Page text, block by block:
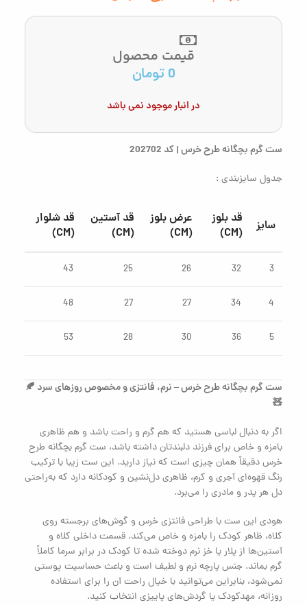
قیمت محصول
0 تومان
در انبار موجود نمی باشد
ست گرم بچگانه طرح خرس | کد 202702
جدول سایزبندی :
سایز
قد بلوز
(CM)
عرض بلوز
(CM)
قد آستین
(CM)
قد شلوار
(CM)
3
32
26
25
43
4
34
27
27
48
5
36
30
28
53
ست گرم بچگانه طرح خرس – نرم، فانتزی و مخصوص روزهای سرد 🍂
🧸
اگر به دنبال لباسی هستید که هم گرم و راحت باشد و هم ظاهری
بامزه و خاص برای فرزند دلبندتان داشته باشد، ست گرم بچگانه طرح
خرس دقیقاً همان چیزی است که نیاز دارید. این ست زیبا با ترکیب
رنگ قهوه‌ای آجری و کرم، ظاهری دل‌نشین و کودکانه دارد که به‌راحتی
دل هر پدر و مادری را می‌برد.
هودی این ست با طراحی فانتزی خرس و گوش‌های برجسته روی
کلاه، ظاهر کودک را بامزه و خاص می‌کند. قسمت داخلی کلاه و
آستین‌ها از پلار یا خز نرم دوخته شده تا کودک در برابر سرما کاملاً
گرم بماند. جنس پارچه نرم و لطیف است و باعث حساسیت پوستی
نمی‌شود، بنابراین می‌توانید با خیال راحت آن را برای استفاده
روزانه، مهدکودک یا گردش‌های پاییزی انتخاب کنید.